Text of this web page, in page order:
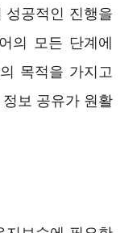
성공적인 진행을
의 모든 단계에
목적을 가지고
보 공유가 원활